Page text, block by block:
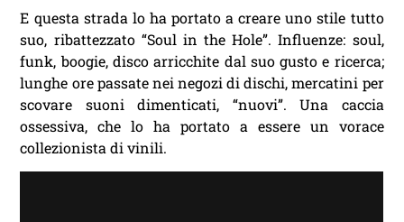
E questa strada lo ha portato a creare uno stile tutto
suo, ribattezzato “Soul in the Hole”. Influenze: soul,
funk, boogie, disco arricchite dal suo gusto e ricerca;
lunghe ore passate nei negozi di dischi, mercatini per
scovare suoni dimenticati, “nuovi”. Una caccia
ossessiva, che lo ha portato a essere un vorace
collezionista di vinili.